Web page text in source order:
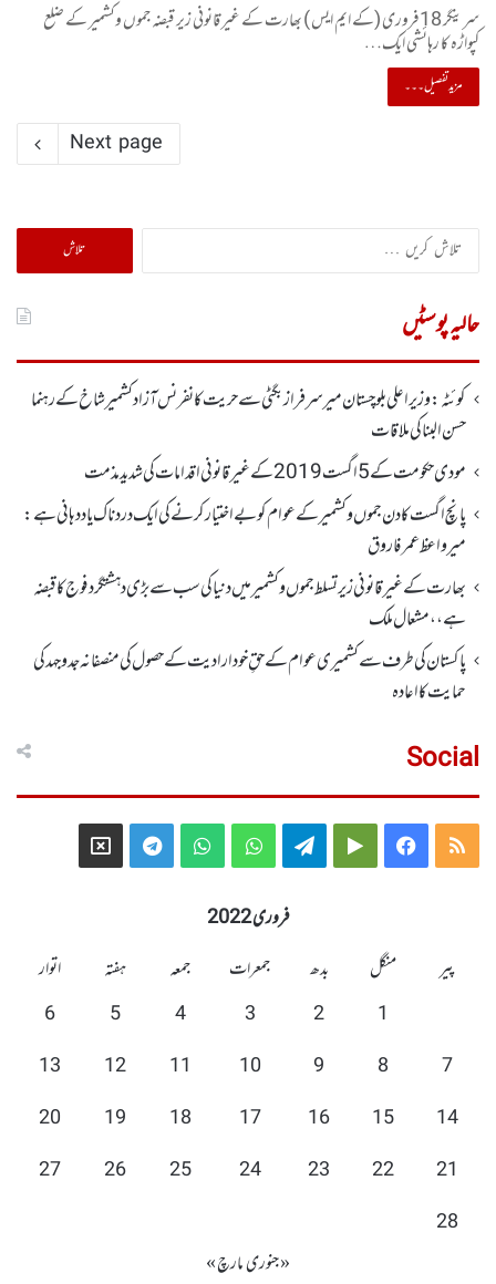
سرینگر 18فروری (کے ایم ایس ) بھارت کے غیر قانونی زیر قبضہ جموں وکشمیر کے ضلع
کپواڑہ کا رہائشی ایک…
مزید تفصیل۔۔۔
Next page
تلاش
کریں
حالیہ پوسٹیں
کوئٹہ : وزیر اعلی بلوچستان میر سرفراز بگٹی سے حریت کانفرنس آزاد کشمیر شاخ کے رہنما
حسن البنا کی ملاقات
مودی حکومت کے 5اگست2019کے غیر قانونی اقدامات کی شدید مذمت
پانچ اگست کادن جموں و کشمیر کے عوام کو بے اختیار کرنے کی ایک دردناک یاد دہانی ہے:
میرواعظ عمر فاروق
بھارت کے غیر قانونی زیر تسلط جموں و کشمیر میں دنیا کی سب سے بڑی دہشتگرد فوج کا قبضہ
ہے،، مشعال ملک
پاکستان کی طرف سے کشمیری عوام کے حقِ خودارادیت کے حصول کی منصفانہ جدوجہد کی
حمایت کا اعادہ
Social
RSS
Facebook
Google
Telegram
WhatsApp
WhatsApp
Telegram
X
فروری 2022
پیر
منگل بدھ جمعرات جمعہ ہفتہ
اتوار
1
2
3
4
5
6
7
8
9
10
11
12
13
14
15
16
17
18
19
20
21
22
23
24
25
26
27
28
« جنوریمارچ »